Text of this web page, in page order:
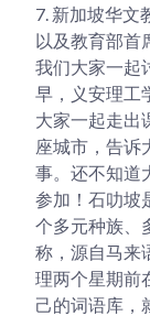
7. 新加坡华文
以及教育部首
我们大家一起
早，义安理工
大家一起走出
座城市，告诉
事。还不知道
参加！石叻坡
个多元种族、
称，源自马来
理两个星期前
己的词语库，